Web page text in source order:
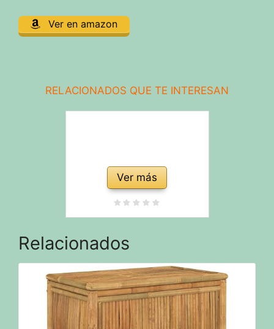
Ver en amazon
RELACIONADOS QUE TE INTERESAN
Ver más
Relacionados